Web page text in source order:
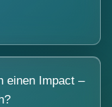
einen Impact –